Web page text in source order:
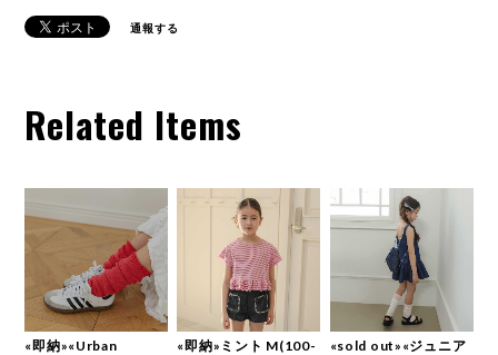
通報する
Related Items
«即納»«Urban
«即納»ミント M(100-
«sold out»«ジュニア